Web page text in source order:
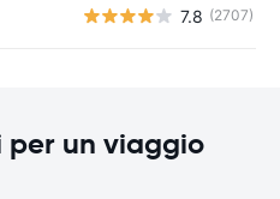
7.8 (2707)
un viaggio